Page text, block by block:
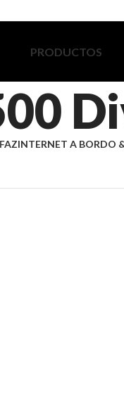
PRODUCTOS
INTERNET A BORDO